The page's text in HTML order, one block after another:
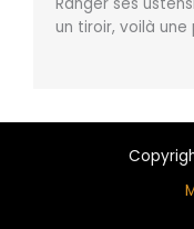
un tiroir, voilà